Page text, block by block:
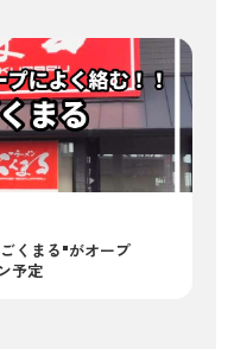
くまる"がオープ
予定